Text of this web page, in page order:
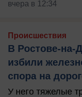
вчера в 12:34
Происшествия
В Ростове-на-
избили
спора на
У него тяжелые